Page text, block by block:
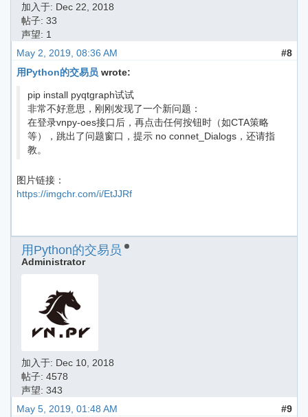
加入于: Dec 22, 2018
帖子: 33
声望: 1
May 2, 2019, 08:36 AM
#8
用Python的交易员 wrote:
pip install pyqtgraph试试
非常不好意思，刚刚发现了一个新问题：
在登录vnpy-oes接口后，再点击任何按钮时（如CTA策略
等），跳出了问题窗口，提示 no connet_Dialogs，还请指
教。
图片链接：
https://imgchr.com/i/EtJJRf
用Python的交易员
Administrator
加入于: Dec 10, 2018
帖子: 4578
声望: 343
May 5, 2019, 01:48 AM
#9